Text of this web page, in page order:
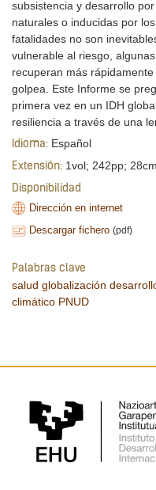
subsistencia y desarrollo
naturales o inducidas por
fatalidades no son
vulnerable al riesgo,
recuperan más
golpea. Este Informe se
primera vez en un IDH
resiliencia a través de una
Idioma: Español
Extensión: 1vol; 242pp;
Disponibilidad
Dirección en internet
Descargar fichero (pdf)
Palabras clave
salud globalización
climático PNUD